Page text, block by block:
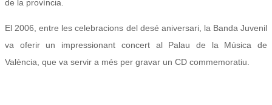
de la província.
El 2006, entre les celebracions del desé aniversari, la Banda Juvenil
va oferir un impressionant concert al Palau de la Música de
València, que va servir a més per gravar un CD commemoratiu.